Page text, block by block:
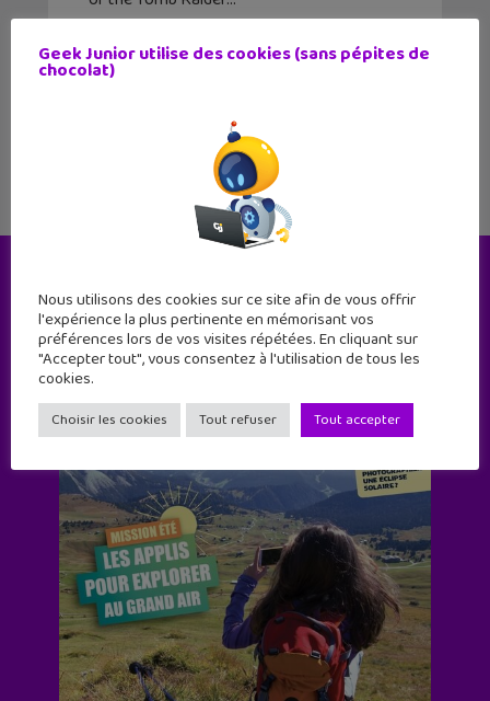
Le magazine
Geek Junior utilise des cookies (sans pépites de
chocolat)
Nous utilisons des cookies sur ce site afin de vous offrir
l'expérience la plus pertinente en mémorisant vos
préférences lors de vos visites répétées. En cliquant sur
"Accepter tout", vous consentez à l'utilisation de tous les
cookies.
Choisir les cookies Tout refuser Tout accepter